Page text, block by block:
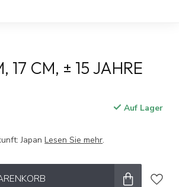
17 CM, ± 15 JAHRE
Auf Lager
JapanLesen Sie mehr.